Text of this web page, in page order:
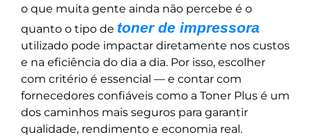
o que muita gente ainda não percebe é o
quanto o tipo de toner de impressora
utilizado pode impactar diretamente nos custos
e na eficiência do dia a dia. Por isso, escolher
com critério é essencial — e contar com
fornecedores confiáveis como a Toner Plus é um
dos caminhos mais seguros para garantir
qualidade, rendimento e economia real.